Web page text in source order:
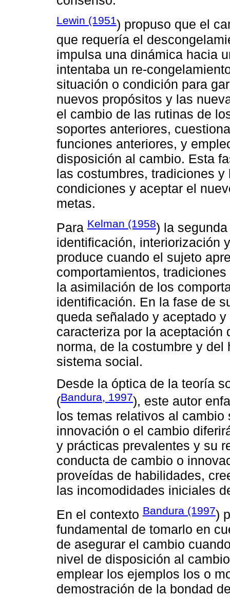
Lewin (1951) propuso que el
que requería el
impulsa una dinámica hacia
intentaba un re-
situación o condición para
nuevos propósitos y las
el cambio de las rutinas de
soportes anteriores,
funciones anteriores, y
disposición al cambio. Esta
las costumbres, tradiciones
condiciones y aceptar el
metas.
Para Kelman (1958) la
identificación, interiorización
produce cuando el sujeto
comportamientos,
la asimilación de los
identificación. En la fase de
queda señalado y aceptado
caracteriza por la aceptación
norma, de la costumbre y
sistema social.
Desde la óptica de la teoría
(Bandura, 1997), este autor
los temas relativos al
innovación o el cambio
y prácticas prevalentes y su
conducta de cambio o
proveídas de habilidades,
las incomodidades iniciales
En el contexto Bandura (1997)
fundamental de tomarlo en
de asegurar el cambio
nivel de disposición al
emplear los ejemplos los o
demostración de la bondad